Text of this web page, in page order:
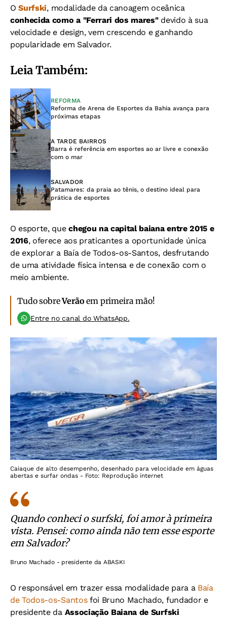
OSurfski, modalidade da canoagem oceânica
conhecida como a "Ferrari dos mares"devido à sua
velocidade e design, vem crescendo e ganhando
popularidade em Salvador.
Leia Também:
REFORMA
Reforma de Arena de Esportes da Bahia avança para
próximas etapas
A TARDE BAIRROS
Barra é referência em esportes ao ar livre e conexão
com o mar
SALVADOR
Patamares: da praia ao tênis, o destino ideal para
prática de esportes
O esporte, quechegou na capital baiana entre 2015 e
2016, oferece aos praticantes a oportunidade única
de explorar a Baía de Todos-os-Santos, desfrutando
de uma atividade física intensa e de conexão com o
meio ambiente.
Tudo sobreVerão em primeira mão!
Entre no canal do WhatsApp.
Caiaque de alto desempenho, desenhado para velocidade em águas
abertas e surfar ondas - Foto: Reprodução internet
Quando conheci o surfski, foi amor à primeira
vista. Pensei: como ainda não tem esse esporte
em Salvador?
Bruno Machado - presidente da ABASKI
O responsável em trazer essa modalidade para a Baía
de Todos-os-Santos foi Bruno Machado, fundador e
presidente da Associação Baiana de Surfski